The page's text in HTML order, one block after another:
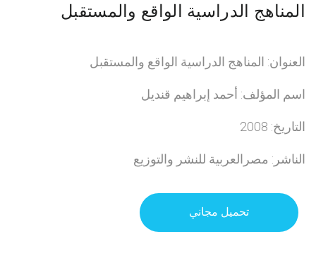
المناهج الدراسية الواقع والمستقبل
العنوان: المناهج الدراسية الواقع والمستقبل
اسم المؤلف: أحمد إبراهيم قنديل
التاريخ: 2008
الناشر: مصرالعربية للنشر والتوزيع
تحميل مجاني